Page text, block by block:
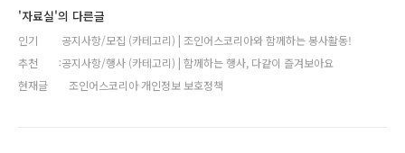
'자료실'의 다른글
인기
공지사항/모집 (카테고리) | 조인어스코리아와 함께하는 봉사활동!
추천
공지사항/행사 (카테고리) | 함께하는 행사, 다같이 즐겨보아요
현재글
조인어스코리아 개인정보 보호정책